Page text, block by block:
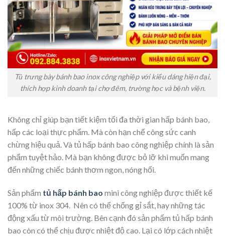
Tủ trưng bày bánh bao inox công nghiệp với kiểu dáng hiện đại,
thích hợp kinh doanh tại chợ đêm, trường học và bệnh viện.
Không chỉ giúp bạn tiết kiệm tối đa thời gian hấp bánh bao,
hấp các loại thực phẩm. Mà còn hạn chế công sức canh
chừng hiệu quả. Và tủ hấp bánh bao công nghiệp chính là sản
phẩm tuyệt hảo. Mà bạn không được bỏ lỡ khi muốn mang
đến những chiếc bánh thơm ngon, nóng hổi.
Sản phẩm tủ hấp bánh bao mini công nghiệp được thiết kế
100% từ inox 304. Nên có thể chống gỉ sắt, hay những tác
động xấu từ môi trường. Bên cạnh đó sản phẩm tủ hấp bánh
bao còn có thể chịu được nhiệt độ cao. Lại có lớp cách nhiệt